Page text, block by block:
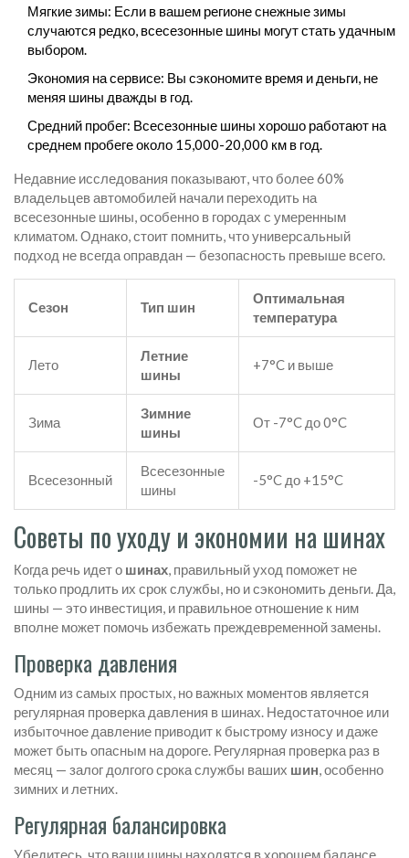
Мягкие зимы: Если в вашем регионе снежные зимы
случаются редко, всесезонные шины могут стать удачным
выбором.
Экономия на сервисе: Вы сэкономите время и деньги, не
меняя шины дважды в год.
Средний пробег: Всесезонные шины хорошо работают на
среднем пробеге около 15,000-20,000 км в год.
Недавние исследования показывают, что более 60%
владельцев автомобилей начали переходить на
всесезонные шины, особенно в городах с умеренным
климатом. Однако, стоит помнить, что универсальный
подход не всегда оправдан — безопасность превыше всего.
Сезон Тип шин
Оптимальная
температура
Лето
Летние
шины
+7°C и выше
Зима
Зимние
шины
От -7°C до 0°C
Всесезонный
Всесезонные
шины
-5°C до +15°C
Советы по уходу и экономии на шинах
Когда речь идет о шинах, правильный уход поможет не
только продлить их срок службы, но и сэкономить деньги. Да,
шины — это инвестиция, и правильное отношение к ним
вполне может помочь избежать преждевременной замены.
Проверка давления
Одним из самых простых, но важных моментов является
регулярная проверка давления в шинах. Недостаточное или
избыточное давление приводит к быстрому износу и даже
может быть опасным на дороге. Регулярная проверка раз в
месяц — залог долгого срока службы ваших шин, особенно
зимних и летних.
Регулярная балансировка
Убедитесь, что ваши шины находятся в хорошем балансе.